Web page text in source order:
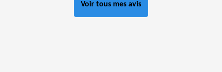
Voir tous mes avis